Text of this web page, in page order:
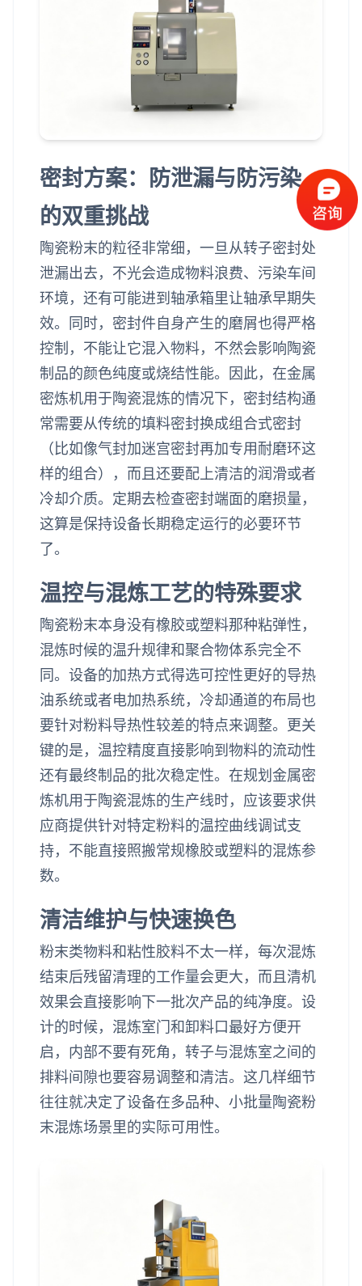
密封方案：防泄漏与防污染
的双重挑战
陶瓷粉末的粒径非常细，一旦从转子密封处
泄漏出去，不光会造成物料浪费、污染车间
环境，还有可能进到轴承箱里让轴承早期失
效。同时，密封件自身产生的磨屑也得严格
控制，不能让它混入物料，不然会影响陶瓷
制品的颜色纯度或烧结性能。因此，在金属
密炼机用于陶瓷混炼的情况下，密封结构通
常需要从传统的填料密封换成组合式密封
（比如像气封加迷宫密封再加专用耐磨环这
样的组合），而且还要配上清洁的润滑或者
冷却介质。定期去检查密封端面的磨损量，
这算是保持设备长期稳定运行的必要环节
了。
温控与混炼工艺的特殊要求
陶瓷粉末本身没有橡胶或塑料那种粘弹性，
混炼时候的温升规律和聚合物体系完全不
同。设备的加热方式得选可控性更好的导热
油系统或者电加热系统，冷却通道的布局也
要针对粉料导热性较差的特点来调整。更关
键的是，温控精度直接影响到物料的流动性
还有最终制品的批次稳定性。在规划金属密
炼机用于陶瓷混炼的生产线时，应该要求供
应商提供针对特定粉料的温控曲线调试支
持，不能直接照搬常规橡胶或塑料的混炼参
数。
清洁维护与快速换色
粉末类物料和粘性胶料不太一样，每次混炼
结束后残留清理的工作量会更大，而且清机
效果会直接影响下一批次产品的纯净度。设
计的时候，混炼室门和卸料口最好方便开
启，内部不要有死角，转子与混炼室之间的
排料间隙也要容易调整和清洁。这几样细节
往往就决定了设备在多品种、小批量陶瓷粉
末混炼场景里的实际可用性。